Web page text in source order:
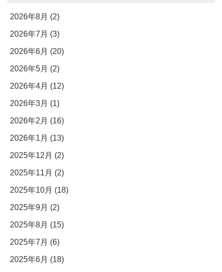
2026年8月 (2)
2026年7月 (3)
2026年6月 (20)
2026年5月 (2)
2026年4月 (12)
2026年3月 (1)
2026年2月 (16)
2026年1月 (13)
2025年12月 (2)
2025年11月 (2)
2025年10月 (18)
2025年9月 (2)
2025年8月 (15)
2025年7月 (6)
2025年6月 (18)